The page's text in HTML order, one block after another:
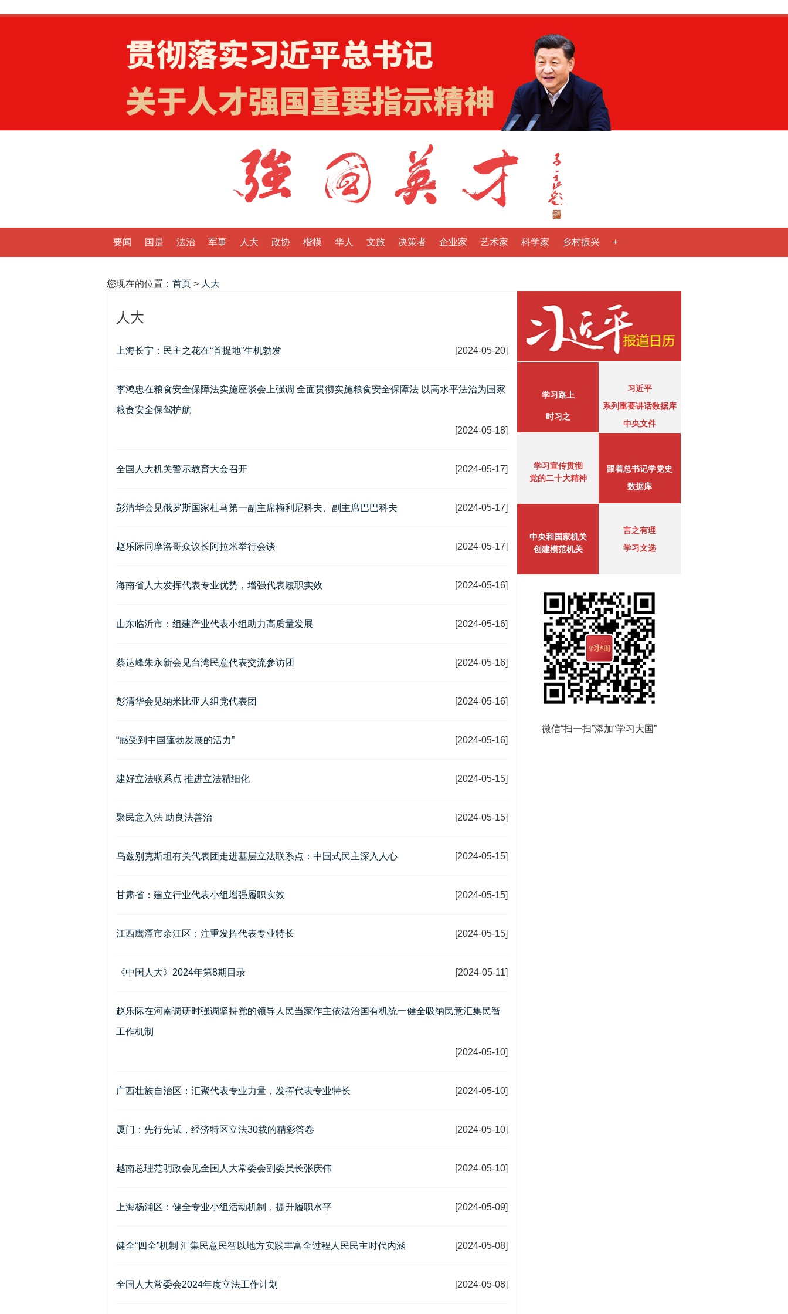
要闻 国是 法治 军事 人大 政协 楷模 华人 文旅 决策者 企业家 艺术家 科学家 乡村振兴 +
您现在的位置： 首页 > 人大
人大
上海长宁：民主之花在“首提地”生机勃发 [2024-05-20]
李鸿忠在粮食安全保障法实施座谈会上强调 全面贯彻实施粮食安全保障法 以高水平法治为国家
粮食安全保驾护航
[2024-05-18]
全国人大机关警示教育大会召开 [2024-05-17]
彭清华会见俄罗斯国家杜马第一副主席梅利尼科夫、副主席巴巴科夫 [2024-05-17]
赵乐际同摩洛哥众议长阿拉米举行会谈 [2024-05-17]
海南省人大发挥代表专业优势，增强代表履职实效 [2024-05-16]
山东临沂市：组建产业代表小组助力高质量发展 [2024-05-16]
蔡达峰朱永新会见台湾民意代表交流参访团 [2024-05-16]
彭清华会见纳米比亚人组党代表团 [2024-05-16]
“感受到中国蓬勃发展的活力” [2024-05-16]
建好立法联系点 推进立法精细化 [2024-05-15]
聚民意入法 助良法善治 [2024-05-15]
乌兹别克斯坦有关代表团走进基层立法联系点：中国式民主深入人心 [2024-05-15]
甘肃省：建立行业代表小组增强履职实效 [2024-05-15]
江西鹰潭市余江区：注重发挥代表专业特长 [2024-05-15]
《中国人大》2024年第8期目录 [2024-05-11]
赵乐际在河南调研时强调坚持党的领导人民当家作主依法治国有机统一健全吸纳民意汇集民智
工作机制
[2024-05-10]
广西壮族自治区：汇聚代表专业力量，发挥代表专业特长 [2024-05-10]
厦门：先行先试，经济特区立法30载的精彩答卷 [2024-05-10]
越南总理范明政会见全国人大常委会副委员长张庆伟 [2024-05-10]
上海杨浦区：健全专业小组活动机制，提升履职水平 [2024-05-09]
健全“四全”机制 汇集民意民智以地方实践丰富全过程人民民主时代内涵 [2024-05-08]
全国人大常委会2024年度立法工作计划 [2024-05-08]
学习路上
时习之
习近平
系列重要讲话数据库
中央文件
学习宣传贯彻
党的二十大精神
跟着总书记学党史
数据库
中央和国家机关
创建模范机关
言之有理
学习文选
微信“扫一扫”添加“学习大国”